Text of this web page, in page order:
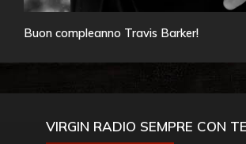
Buon compleanno Travis Barker!
VIRGIN RADIO SEMPRE CON